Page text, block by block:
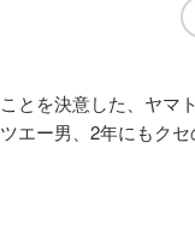
を決意した、ヤマ
エー男、2年にもク